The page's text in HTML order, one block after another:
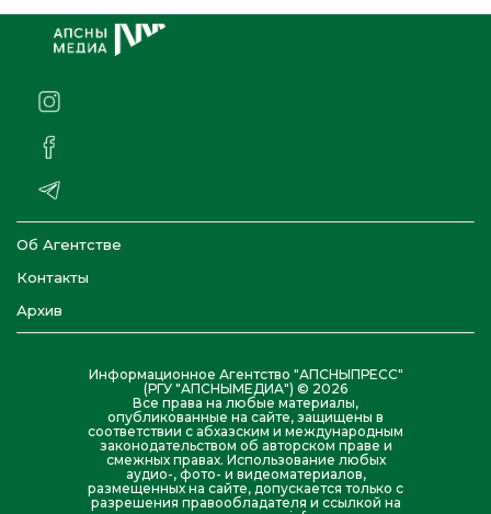
Об Агентстве
Контакты
Архив
Информационное Агентство "АПСНЫПРЕСС"
(РГУ "АПСНЫМЕДИА") © 2026
Все права на любые материалы,
опубликованные на сайте, защищены в
соответствии с абхазским и международным
законодательством об авторском праве и
смежных правах. Использование любых
аудио-, фото- и видеоматериалов,
размещенных на сайте, допускается только с
разрешения правообладателя и ссылкой на